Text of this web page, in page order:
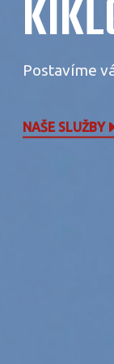
Postavíme
NAŠE SLUŽBY